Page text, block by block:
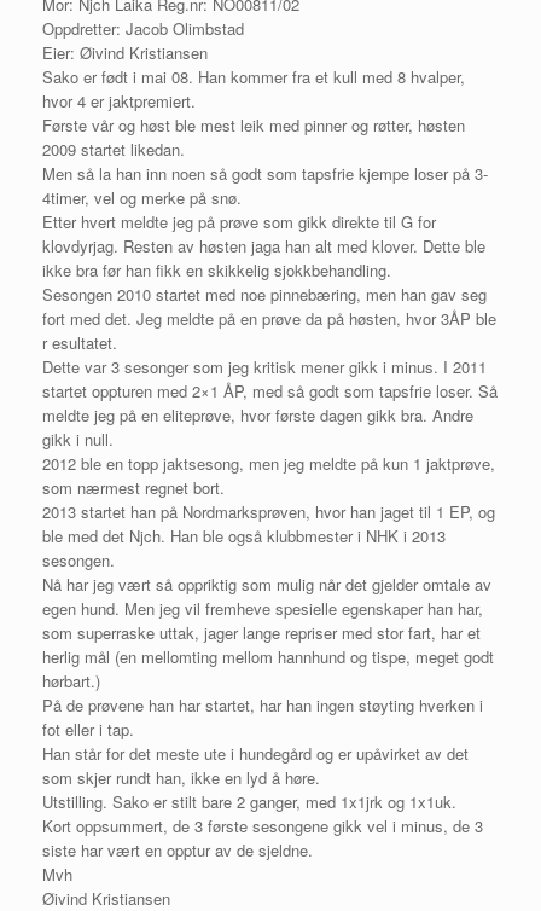
Oppdretter: Jacob Olimbstad
Eier: Øivind Kristiansen
Sako er født i mai 08. Han kommer fra et kull med 8 hvalper,
hvor 4 er jaktpremiert.
Første vår og høst ble mest leik med pinner og røtter, høsten
2009 startet likedan.
Men så la han inn noen så godt som tapsfrie kjempe loser på 3-
4timer, vel og merke på snø.
Etter hvert meldte jeg på prøve som gikk direkte til G for
klovdyrjag. Resten av høsten jaga han alt med klover. Dette ble
ikke bra før han fikk en skikkelig sjokkbehandling.
Sesongen 2010 startet med noe pinnebæring, men han gav seg
fort med det. Jeg meldte på en prøve da på høsten, hvor 3ÅP ble
r esultatet.
Dette var 3 sesonger som jeg kritisk mener gikk i minus. I 2011
startet oppturen med 2×1 ÅP, med så godt som tapsfrie loser. Så
meldte jeg på en eliteprøve, hvor første dagen gikk bra. Andre
gikk i null.
2012 ble en topp jaktsesong, men jeg meldte på kun 1 jaktprøve,
som nærmest regnet bort.
2013 startet han på Nordmarksprøven, hvor han jaget til 1 EP, og
ble med det Njch. Han ble også klubbmester i NHK i 2013
sesongen.
Nå har jeg vært så oppriktig som mulig når det gjelder omtale av
egen hund. Men jeg vil fremheve spesielle egenskaper han har,
som superraske uttak, jager lange repriser med stor fart, har et
herlig mål (en mellomting mellom hannhund og tispe, meget godt
hørbart.)
På de prøvene han har startet, har han ingen støyting hverken i
fot eller i tap.
Han står for det meste ute i hundegård og er upåvirket av det
som skjer rundt han, ikke en lyd å høre.
Utstilling. Sako er stilt bare 2 ganger, med 1x1jrk og 1x1uk.
Kort oppsummert, de 3 første sesongene gikk vel i minus, de 3
siste har vært en opptur av de sjeldne.
Mvh
Øivind Kristiansen